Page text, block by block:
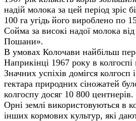
надій молока за цей період зріс
100 га угідь його вироблено по
Сойма за високі надої молока
Пошани».
В умовах Колочави найбільш
Наприкінці 1967 року в
Значних успіхів домігся
гектара природних сіножатей
колгоспу досяг 10 800 центнерів.
Орні землі використовуються в
інших кормових культур, які